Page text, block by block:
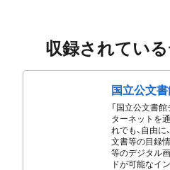
収録されてい
国立公文
「国立公文書
ターネットを通
れでも、自由に
文書等の目録
等のデジタル
ドが可能なイ